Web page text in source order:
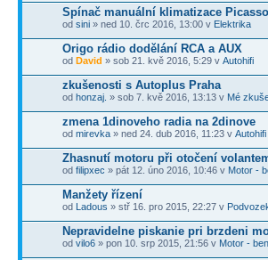
Spínač manuální klimatizace Picasso
od sini » ned 10. črc 2016, 13:00 v Elektrika
Origo rádio dodělání RCA a AUX
od David » sob 21. kvě 2016, 5:29 v Autohifi
zkušenosti s Autoplus Praha
od honzaj. » sob 7. kvě 2016, 13:13 v Mé
zmena 1dinoveho radia na 2dinove
od mirevka » ned 24. dub 2016, 11:23 v Autohifi
Zhasnutí motoru při otočení
od filipxec » pát 12. úno 2016, 10:46 v Motor -
Manžety řízení
od Ladous » stř 16. pro 2015, 22:27 v
Nepravidelne piskanie pri brzdeni
od vilo6 » pon 10. srp 2015, 21:56 v Motor -